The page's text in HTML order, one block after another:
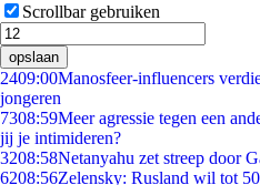
Scrollbar gebruiken
opslaan
2409:00Manosfeer-influencers
jongeren
7308:59Meer agressie tegen een
jij je intimideren?
3208:58Netanyahu zet streep door
6208:56Zelensky: Rusland wil tot